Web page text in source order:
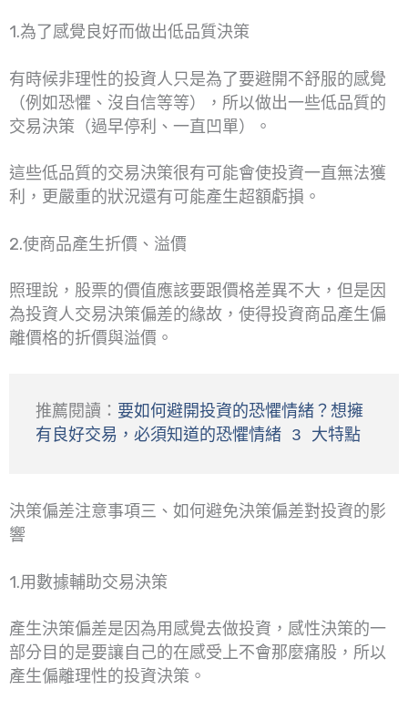
1.為了感覺良好而做出低品質決策
有時候非理性的投資人只是為了要避開不舒服的感覺
（例如恐懼、沒自信等等），所以做出一些低品質的
交易決策（過早停利、一直凹單）。
這些低品質的交易決策很有可能會使投資一直無法獲
利，更嚴重的狀況還有可能產生超額虧損。
2.使商品產生折價、溢價
照理說，股票的價值應該要跟價格差異不大，但是因
為投資人交易決策偏差的緣故，使得投資商品產生偏
離價格的折價與溢價。
推薦閱讀： 要如何避開投資的恐懼情緒？想擁
有良好交易，必須知道的恐懼情緒 3 大特點
決策偏差注意事項三、如何避免決策偏差對投資的影
響
1.用數據輔助交易決策
產生決策偏差是因為用感覺去做投資，感性決策的一
部分目的是要讓自己的在感受上不會那麼痛股，所以
產生偏離理性的投資決策。